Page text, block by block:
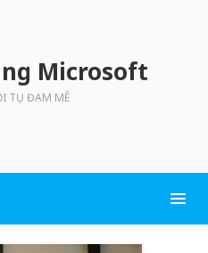
Microsoft
TỤ ĐAM MÊ